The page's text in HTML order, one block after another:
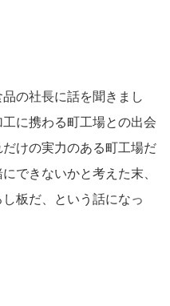
の社長に話を聞きまし
に携わる町工場との出会
けの実力のある町工場だ
できないかと考えた末、
板だ、という話になっ